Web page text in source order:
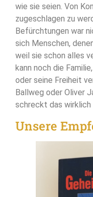
wie sie seien. Von
zugeschlagen zu
Befürchtungen war
sich Menschen,
weil sie schon alles
kann noch die
oder seine Freiheit
Ballweg oder Oliver
schreckt das wirklich
Unsere